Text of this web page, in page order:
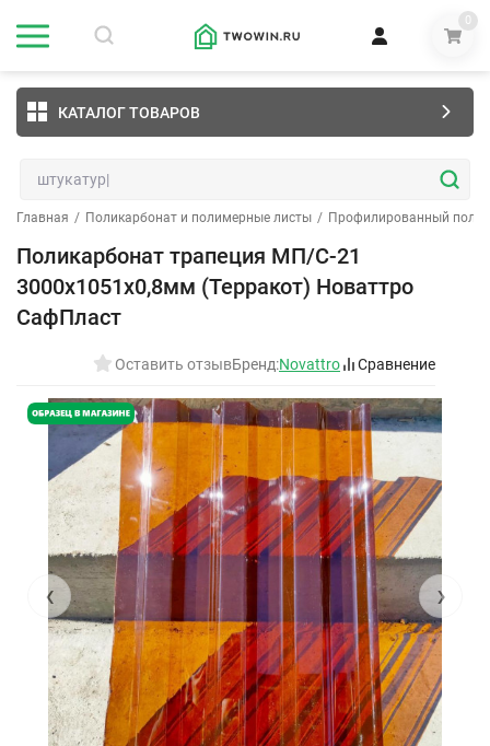
0
КАТАЛОГ ТОВАРОВ
Главная / Поликарбонат и полимерные листы / Профилированный
Поликарбонат трапеция МП/С-21
3000х1051х0,8мм (Терракот) Новаттро
СафПласт
Оставить отзывБренд:Novattro Сравнение
‹ ›